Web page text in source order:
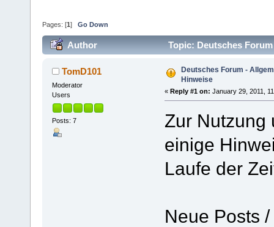
Pages: [1 ] Go Down
Author Topic: Deutsches
TomD101
Moderator
Users
Posts: 7
Deutsches Forum -
Hinweise
« Reply #1 on: January 29, 2011,
Zur Nutzung
einige
Laufe der
Neue Posts